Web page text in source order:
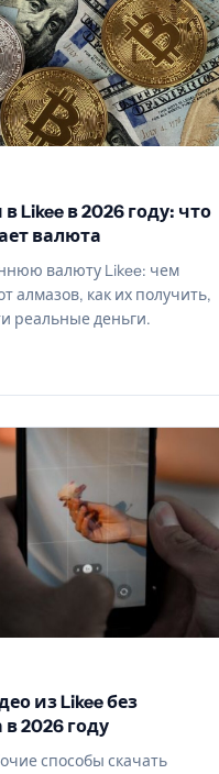
Likee в 2026 году: что
валюта
валюту Likee: чем
алмазов, как их получить,
реальные деньги.
из Likee без
2026 году
способы скачать